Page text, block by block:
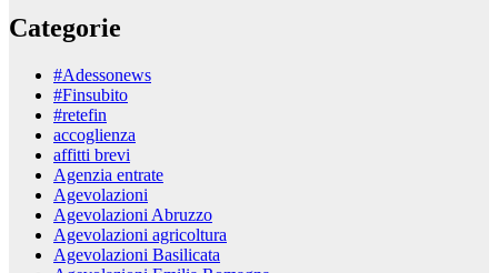
Categorie
#Adessonews
#Finsubito
#retefin
accoglienza
affitti brevi
Agenzia entrate
Agevolazioni
Agevolazioni Abruzzo
Agevolazioni agricoltura
Agevolazioni Basilicata